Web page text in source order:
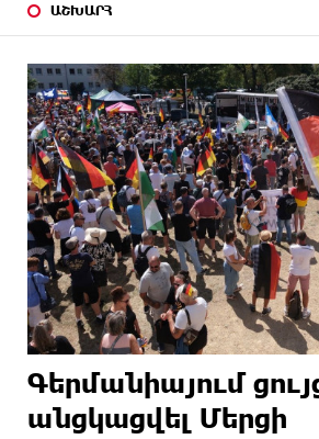
ԱՇԽԱՐՀ
Գերմանիայում
անցկացվել Մերցի